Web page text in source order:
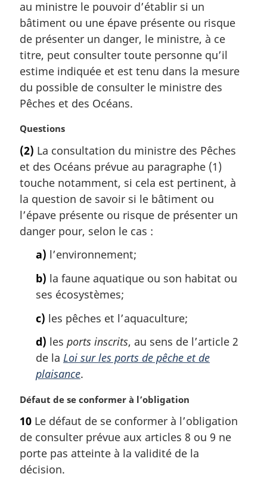
g
i
n
a
e
:
au ministre le pouvoir d’établir si un
bâtiment ou une épave présente ou risque
de présenter un danger, le ministre, à ce
titre, peut consulter toute personne qu’il
estime indiquée et est tenu dans la mesure
du possible de consulter le ministre des
Pêches et des Océans.
N
t
e
m
a
g
i
Questions
(2) La consultation du ministre des Pêches
et des Océans prévue au paragraphe (1)
touche notamment, si cela est pertinent, à
la question de savoir si le bâtiment ou
l’épave présente ou risque de présenter un
danger pour, selon le cas :
a) l’environnement;
b) la faune aquatique ou son habitat ou
ses écosystèmes;
c) les pêches et l’aquaculture;
d) les ports inscrits, au sens de l’article 2
de la Loi sur les ports de pêche et de
plaisance.
N
t
e
m
a
Défaut de se conformer à l’obligation
10 Le défaut de se conformer à l’obligation
de consulter prévue aux articles 8 ou 9 ne
porte pas atteinte à la validité de la
décision.